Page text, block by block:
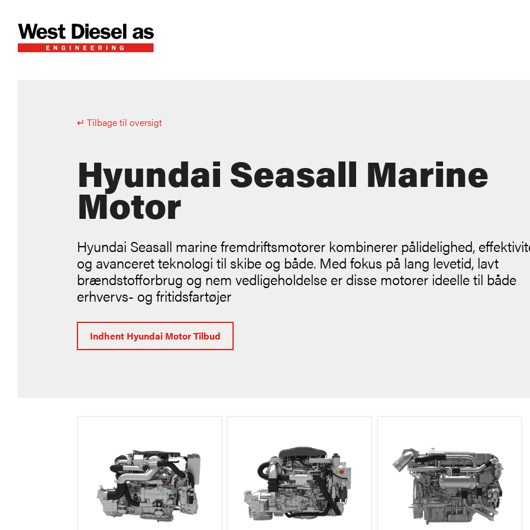
↵ Tilbage til oversigt
Hyundai Seasall Marine
Motor
Hyundai Seasall marine fremdriftsmotorer kombinerer pålidelighed,
og avanceret teknologi til skibe og både. Med fokus på lang levetid, lavt
brændstofforbrug og nem vedligeholdelse er disse motorer ideelle til både
erhvervs- og fritidsfartøjer
Indhent Hyundai Motor Tilbud